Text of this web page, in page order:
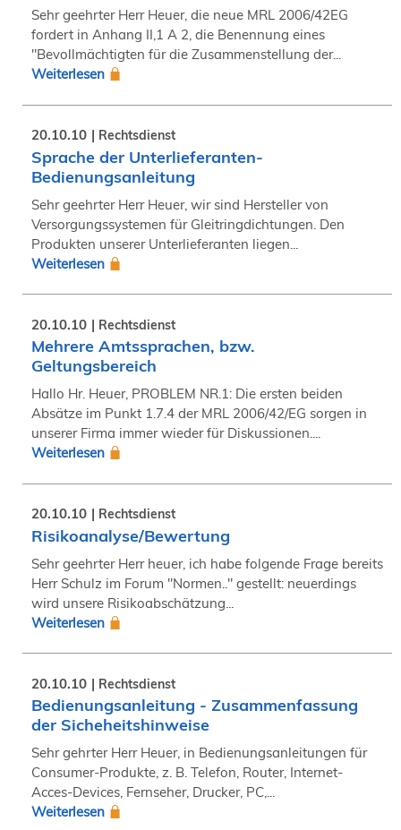
Sehr geehrter Herr Heuer, die neue MRL 2006/42EG
fordert in Anhang II,1 A 2, die Benennung eines
"Bevollmächtigten für die Zusammenstellung der...
Weiterlesen
20.10.10 Rechtsdienst
Sprache der Unterlieferanten-
Bedienungsanleitung
Sehr geehrter Herr Heuer, wir sind Hersteller von
Versorgungssystemen für Gleitringdichtungen. Den
Produkten unserer Unterlieferanten liegen...
Weiterlesen
20.10.10 Rechtsdienst
Mehrere Amtssprachen, bzw.
Geltungsbereich
Hallo Hr. Heuer, PROBLEM NR.1: Die ersten beiden
Absätze im Punkt 1.7.4 der MRL 2006/42/EG sorgen in
unserer Firma immer wieder für Diskussionen....
Weiterlesen
20.10.10 Rechtsdienst
Risikoanalyse/Bewertung
Sehr geehrter Herr heuer, ich habe folgende Frage bereits
Herr Schulz im Forum "Normen.." gestellt: neuerdings
wird unsere Risikoabschätzung...
Weiterlesen
20.10.10 Rechtsdienst
Bedienungsanleitung - Zusammenfassung
der Sicheheitshinweise
Sehr gehrter Herr Heuer, in Bedienungsanleitungen für
Consumer-Produkte, z. B. Telefon, Router, Internet-
Acces-Devices, Fernseher, Drucker, PC,...
Weiterlesen